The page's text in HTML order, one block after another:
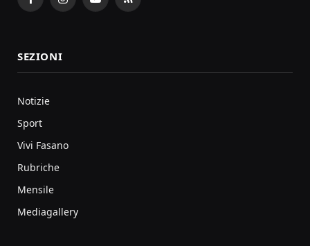
FacebookInstagramYouTubeRSS
SEZIONI
Notizie
Sport
Vivi Fasano
Rubriche
Mensile
Mediagallery